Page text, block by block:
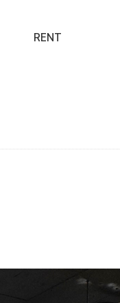
RENT